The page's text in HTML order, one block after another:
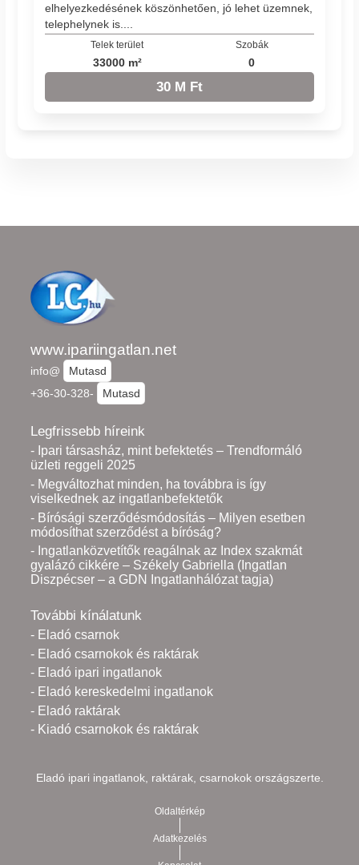
elhelyezkedésének köszönhetően, jó lehet üzemnek,
telephelynek is....
Telek terület
33000 m²
Szobák
0
30 M Ft
www.ipariingatlan.net
info@
Mutasd
+36-30-328-
Mutasd
Legfrissebb híreink
- Ipari társasház, mint befektetés – Trendformáló
üzleti reggeli 2025
- Megváltozhat minden, ha továbbra is így
viselkednek az ingatlanbefektetők
- Bírósági szerződésmódosítás – Milyen esetben
módosíthat szerződést a bíróság?
- Ingatlanközvetítők reagálnak az Index szakmát
gyalázó cikkére – Székely Gabriella (Ingatlan
Diszpécser – a GDN Ingatlanhálózat tagja)
További kínálatunk
- Eladó csarnok
- Eladó csarnokok és raktárak
- Eladó ipari ingatlanok
- Eladó kereskedelmi ingatlanok
- Eladó raktárak
- Kiadó csarnokok és raktárak
Eladó ipari ingatlanok, raktárak, csarnokok országszerte.
Oldaltérkép
Adatkezelés